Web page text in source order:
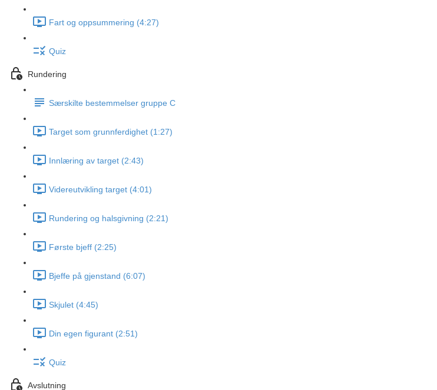
Fart og oppsummering (4:27)
Quiz
Rundering
Særskilte bestemmelser gruppe C
Target som grunnferdighet (1:27)
Innlæring av target (2:43)
Videreutvikling target (4:01)
Rundering og halsgivning (2:21)
Første bjeff (2:25)
Bjeffe på gjenstand (6:07)
Skjulet (4:45)
Din egen figurant (2:51)
Quiz
Avslutning